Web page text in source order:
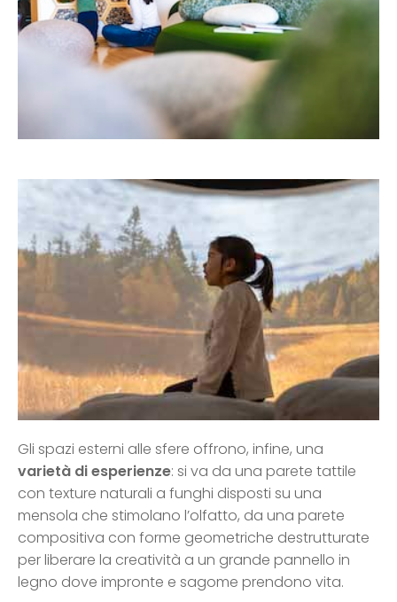
Gli spazi esterni alle sfere offrono, infine, una
varietà di esperienze: si va da una parete tattile
con texture naturali a funghi disposti su una
mensola che stimolano l’olfatto, da una parete
compositiva con forme geometriche destrutturate
per liberare la creatività a un grande pannello in
legno dove impronte e sagome prendono vita.